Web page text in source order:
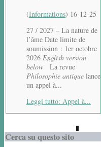
(Informations) 16-12-25
27 / 2027 – La nature de
l’âme Date limite de
soumission : 1er octobre
2026 English version
below La revue
Philosophie antique lance
un appel à...
Leggi tutto: Appel à...
Cerca su questo sito